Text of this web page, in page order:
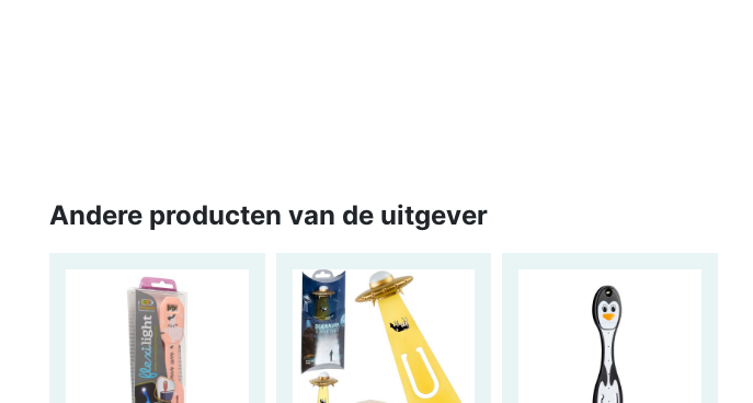
Andere producten van de uitgever